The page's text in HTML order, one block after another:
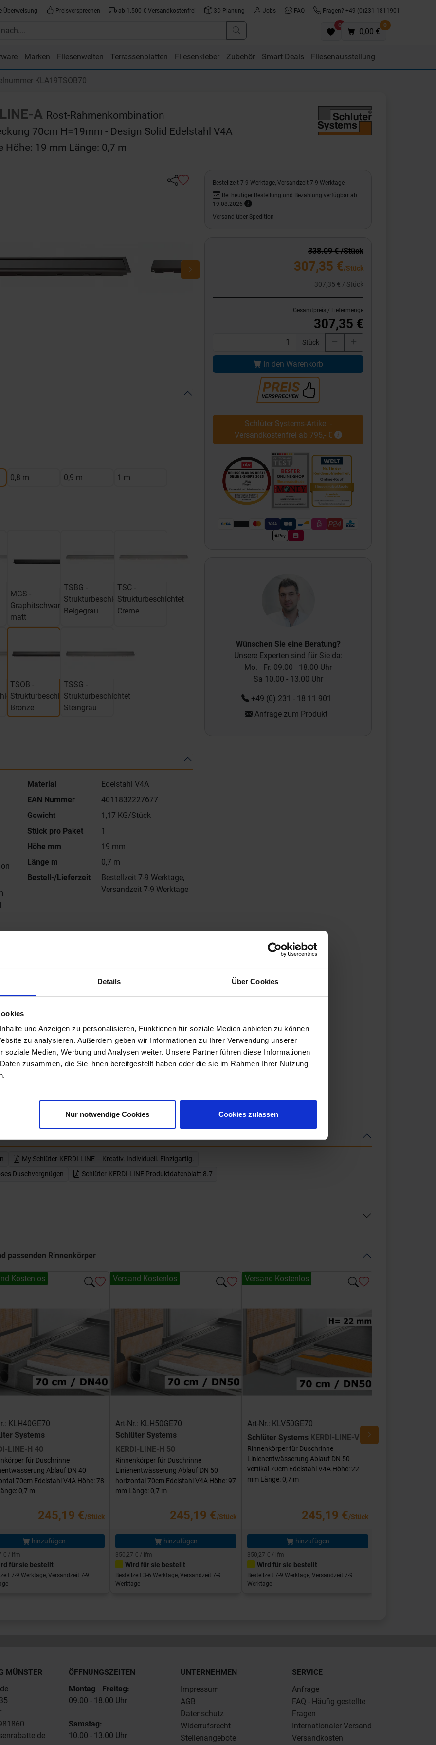
Details Über Cookies
und Anzeigen zu personalisieren, Funktionen für soziale Medien anbieten zu können
zu analysieren. Außerdem geben wir Informationen zu Ihrer Verwendung unserer
soziale Medien, Werbung und Analysen weiter. Unsere Partner führen diese Informationen
zusammen, die Sie ihnen bereitgestellt haben oder die sie im Rahmen Ihrer Nutzung
Nur notwendige Cookies Cookies zulassen
Überweisung Preisversprechen ab 1.500 € Versandkostenfrei 3D Planung Jobs FAQ Fragen? +49 (0)231 1811901
0 0
0,00 €
Marken Fliesenwelten Terrassenplatten Fliesenkleber Zubehör Smart Deals Fliesenausstellung
KLA19TSOB70
A Rost-Rahmenkombination
70cm H=19mm - Design Solid Edelstahl V4A
Höhe: 19 mm Länge: 0,7 m
0,8 m 0,9 m
1 m
MGS -
Graphitschwarz
matt
TSBG -
Strukturbeschichtet
Beigegrau
TSC -
Strukturbeschichtet
Creme
TSOB -
Strukturbeschichtet
Bronze
TSSG -
Strukturbeschichtet
Steingrau
Material
Edelstahl V4A
EAN Nummer
4011832227677
Gewicht
1,17 KG/Stück
Stück pro Paket
1
Höhe mm
19 mm
Länge m
0,7 m
Bestell-/Lieferzeit
Bestellzeit 7-9 Werktage,
Versandzeit 7-9 Werktage
KERDI-LINE können Sie formschöne
darunter auch KERDI-LINE-A im SOLID-Design. Die
oder farbig beschichtetem Edelstahl V4A
von 3 bis 25 mm stufenlos in der Höhe
klassische Designs zur Auswahl, wobei alle drei
Wunschgravur versehen werden können. Wer sich
bei den drei (allerdings nicht gravurfähigen)
Bestellzeit 7-9 Werktage, Versandzeit 7-9 Werktage
Bei heutiger Bestellung und Bezahlung verfügbar ab:
19.08.2026
Versand über Spedition
338.09 € /Stück
307,35 €/Stück
307,35 € / Stück
Gesamtpreis / Liefermenge
307,35 €
Stück
In den Warenkorb
Schlüter Systems-Artikel -
Versandkostenfrei ab 795,- €
Wünschen Sie eine Beratung?
Unsere Experten sind für Sie da:
Mo. - Fr. 09.00 - 18.00 Uhr
Sa 10.00 - 13.00 Uhr
+49 (0) 231 - 18 11 901
Anfrage zum Produkt
My Schlüter-KERDI-LINE – Kreativ. Individuell. Einzigartig.
Duschvergnügen
Schlüter-KERDI-LINE Produktdatenblatt 8.7
passenden Rinnenkörper
Kostenlos
KLH40GE70
Systems
LINE-H 40
für Duschrinne
Ablauf DN 40
70cm Edelstahl V4A Höhe: 78
0,7 m
245,19 €/Stück
hinzufügen
€ / lfm
für sie bestellt
7-9 Werktage, Versandzeit 7-9
Versand Kostenlos
Art-Nr.: KLH50GE70
Schlüter Systems
KERDI-LINE-H 50
Rinnenkörper für Duschrinne
Linienentwässerung Ablauf DN 50
horizontal 70cm Edelstahl V4A Höhe: 97
mm Länge: 0,7 m
245,19 €/Stück
hinzufügen
350,27 € / lfm
Wird für sie bestellt
Bestellzeit 3-6 Werktage, Versandzeit 7-9
Werktage
Versand Kostenlos
Art-Nr.: KLV50GE70
Schlüter Systems KERDI-LINE-V
Rinnenkörper für Duschrinne
Linienentwässerung Ablauf DN 50
vertikal 70cm Edelstahl V4A Höhe: 22
mm Länge: 0,7 m
245,19 €/Stück
hinzufügen
350,27 € / lfm
Wird für sie bestellt
Bestellzeit 7-9 Werktage, Versandzeit 7-9
Werktage
MÜNSTER
ÖFFNUNGSZEITEN
Montag - Freitag:
09.00 - 18.00 Uhr
Samstag:
10.00 - 13.00 Uhr
UNTERNEHMEN
Impressum
AGB
Datenschutz
Widerrufsrecht
Stellenangebote
SERVICE
Anfrage
FAQ - Häufig gestellte
Fragen
Internationaler Versand
Versandkosten